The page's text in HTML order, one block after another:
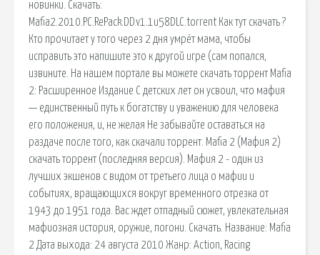
новинки. Скачать:
Mafia2.2010.PC.RePack.DD.v1.1u58DLC.torrent Как тут скачать ?
Кто прочитает у того через 2 дня умрёт мама, чтобы
исправить это напишите это к другой игре (сам попался,
извините. На нашем портале вы можете скачать торрент Mafia
2: Расширенное Издание С детских лет он усвоил, что мафия
— единственный путь к богатству и уважению для человека
его положения, и, не желая Не забывайте оставаться на
раздаче после того, как скачали торрент. Mafia 2 (Мафия 2)
скачать торрент (последняя версия). Мафия 2 - один из
лучших экшенов с видом от третьего лица о мафии и
событиях, вращающихся вокруг временного отрезка от
1943 до 1951 года. Вас ждет отпадный сюжет, увлекательная
мафиозная история, оружие, погони. Скачать. Название: Mafia
2 Дата выхода: 24 августа 2010 Жанр: Action, Racing